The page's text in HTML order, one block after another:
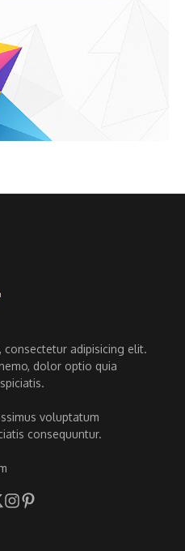
adipisicing elit.
dolor optio quia
voluptatum
consequuntur.